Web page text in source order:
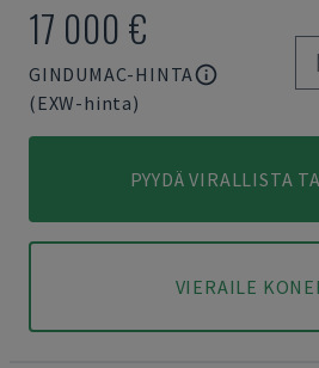
17 000 €
GINDUMAC-HINTA
(EXW-hinta)
PYYDÄ VIRALLISTA
VIERAILE